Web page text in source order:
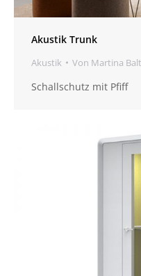
Akustik Trunk
Akustik Von Martina
Schallschutz mit Pfiff